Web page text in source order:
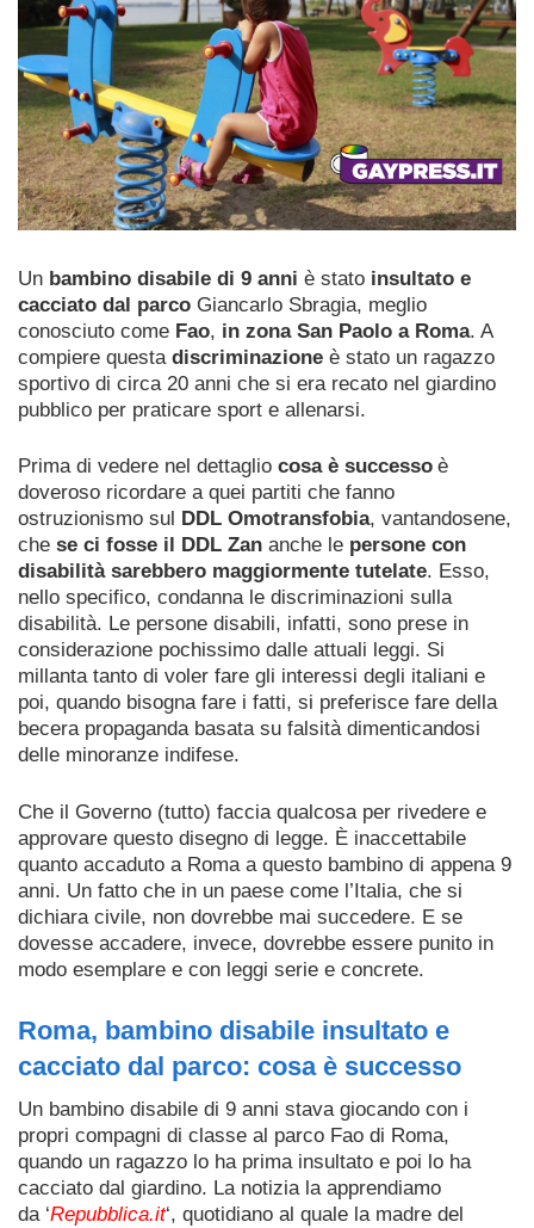
Un bambino disabile di 9 anni è stato insultato e
cacciato dal parco Giancarlo Sbragia, meglio
conosciuto come Fao, in zona San Paolo a Roma. A
compiere questa discriminazione è stato un ragazzo
sportivo di circa 20 anni che si era recato nel giardino
pubblico per praticare sport e allenarsi.
Prima di vedere nel dettaglio cosa è successo è
doveroso ricordare a quei partiti che fanno
ostruzionismo sul
DDL Omotransfobia, vantandosene,
che se ci fosse il DDL Zan anche le persone con
disabilità sarebbero maggiormente tutelate. Esso,
nello specifico, condanna le discriminazioni sulla
disabilità. Le persone disabili, infatti, sono prese in
considerazione pochissimo dalle attuali leggi. Si
millanta tanto di voler fare gli interessi degli italiani e
poi, quando bisogna fare i fatti, si preferisce fare della
becera propaganda basata su falsità dimenticandosi
delle minoranze indifese.
Che il Governo (tutto) faccia qualcosa per rivedere e
approvare questo disegno di legge. È inaccettabile
quanto accaduto a Roma a questo bambino di appena 9
anni. Un fatto che in un paese come l’Italia, che si
dichiara civile, non dovrebbe mai succedere. E se
dovesse accadere, invece, dovrebbe essere punito in
modo esemplare e con leggi serie e concrete.
Roma, bambino disabile insultato e
cacciato dal parco: cosa è successo
Un bambino disabile di 9 anni stava giocando con i
propri compagni di classe al parco Fao di Roma,
quando un ragazzo lo ha prima insultato e poi lo ha
cacciato dal giardino. La notizia la apprendiamo
da ‘Repubblica.it‘, quotidiano al quale la madre del